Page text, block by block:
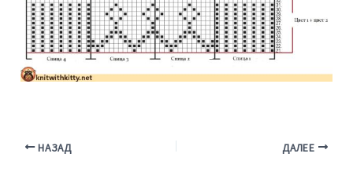
НАЗАД ДАЛЕЕ